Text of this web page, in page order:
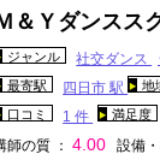
＆Ｙダンスス
ジャンル 社交ダンス
最寄駅 四日市 駅 地
口コミ 1 件 満足度
師の質 ：4.00 設備